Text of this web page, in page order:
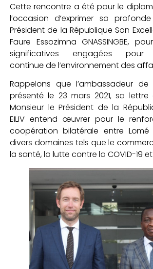
Cette rencontre a été pour le
l’occasion d’exprimer sa
Président de la République Son
Faure Essozimna GNASSINGBE,
significatives engagées pour
continue de l’environnement des
Rappelons que l’ambassadeur
présenté le 23 mars 2021, sa
Monsieur le Président de la
EILIV entend œuvrer pour le
coopération bilatérale entre
divers domaines tels que le
la santé, la lutte contre la COVID-19 et